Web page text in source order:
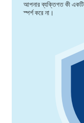
আপনার ব্যক্তিগত কী একটি
স্পর্শ করে না।